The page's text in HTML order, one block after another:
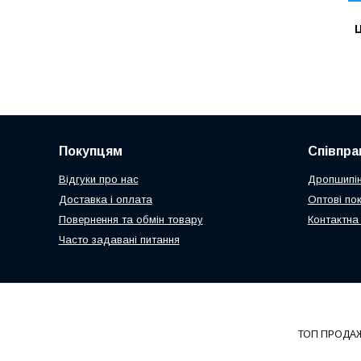
Покупцям
Відгуки про нас
Доставка і оплата
Повернення та обмін товару
Часто задавані питання
Оптові